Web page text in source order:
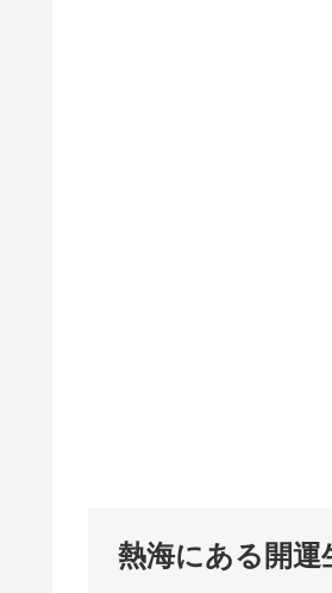
熱海にある開運